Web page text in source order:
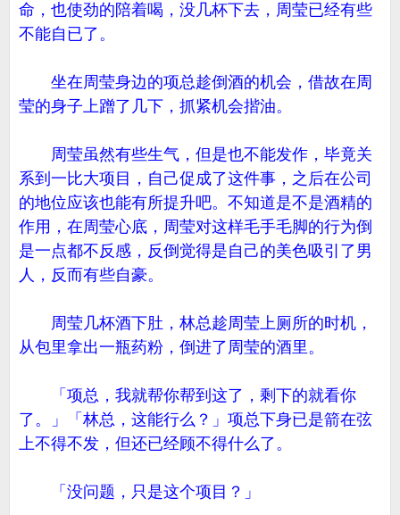
命，也使劲的陪着喝，没几杯下去，周莹已经有些
不能自已了。
坐在周莹身边的项总趁倒酒的机会，借故在周
莹的身子上蹭了几下，抓紧机会揩油。
周莹虽然有些生气，但是也不能发作，毕竟关
系到一比大项目，自己促成了这件事，之后在公司
的地位应该也能有所提升吧。不知道是不是酒精的
作用，在周莹心底，周莹对这样毛手毛脚的行为倒
是一点都不反感，反倒觉得是自己的美色吸引了男
人，反而有些自豪。
周莹几杯酒下肚，林总趁周莹上厕所的时机，
从包里拿出一瓶药粉，倒进了周莹的酒里。
「项总，我就帮你帮到这了，剩下的就看你
了。」「林总，这能行么？」项总下身已是箭在弦
上不得不发，但还已经顾不得什么了。
「没问题，只是这个项目？」